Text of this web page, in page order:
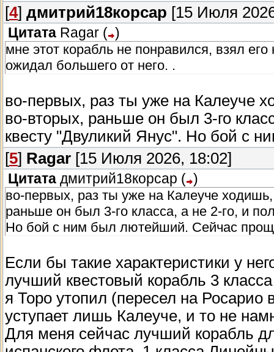
[4] дмитрий18корсар [15 Июля
Цитата Ragar ( )
мне этот корабль не понравился, взял
ожидал большего от него. .
во-первых, раз ты уже на Калеуче
во-вторых, раньше он был 3-го
квесту "Двуликий Янус". Но бой с
[5] Ragar [15 Июля 2026, 18:02]
Цитата дмитрий18корсар ( )
во-первых, раз ты уже на Калеуче
раньше он был 3-го класса, а не 2-го, и
Но бой с ним был лютейший. Сейчас
Если бы такие характеристики у
лучший квестовый корабль 3
я Торо утопил (пересел на
уступает лишь Калеуче, и то не
Для меня сейчас лучший корабль